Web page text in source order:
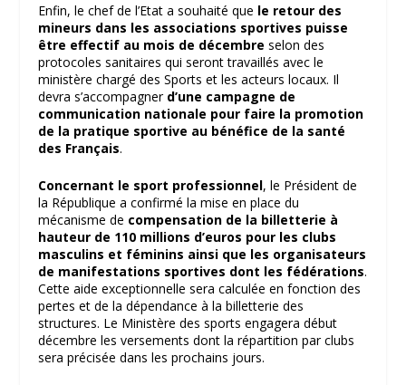
Enfin, le chef de l’Etat a souhaité que le retour des
mineurs dans les associations sportives puisse
être effectif au mois de décembre selon des
protocoles sanitaires qui seront travaillés avec le
ministère chargé des Sports et les acteurs locaux. Il
devra s’accompagner d’une campagne de
communication nationale pour faire la promotion
de la pratique sportive au bénéfice de la santé
des Français.
Concernant le sport professionnel, le Président de
la République a confirmé la mise en place du
mécanisme de compensation de la billetterie à
hauteur de 110 millions d’euros pour les clubs
masculins et féminins ainsi que les organisateurs
de manifestations sportives dont les fédérations.
Cette aide exceptionnelle sera calculée en fonction des
pertes et de la dépendance à la billetterie des
structures. Le Ministère des sports engagera début
décembre les versements dont la répartition par clubs
sera précisée dans les prochains jours.